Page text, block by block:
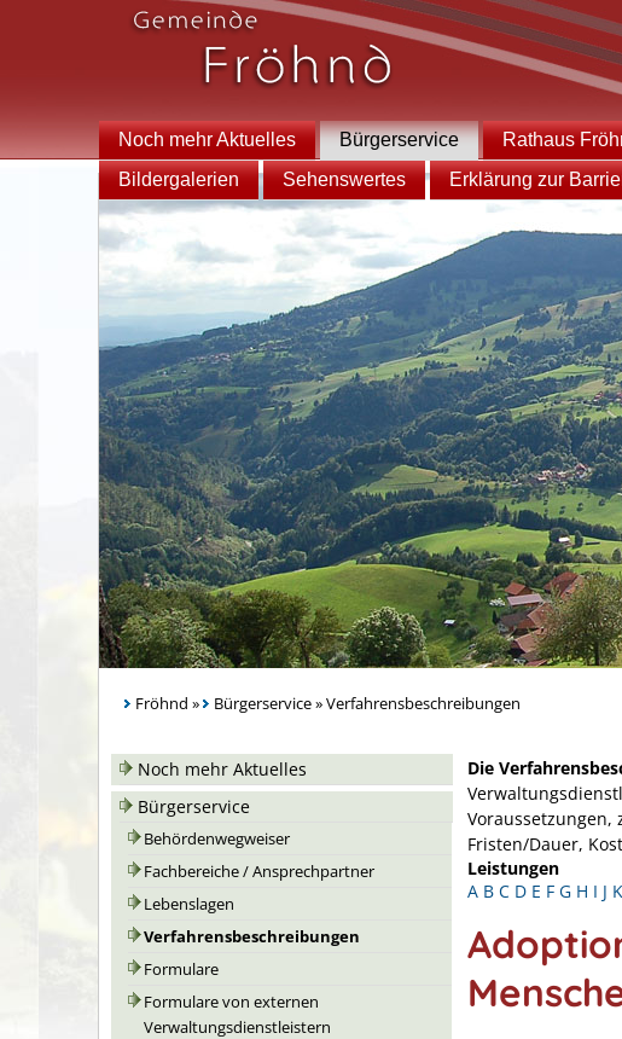
Noch mehr Aktuelles Bürgerservice Rathaus
Bildergalerien
Sehenswertes Erklärung zur
Fröhnd » Bürgerservice»Verfahrensbeschreibungen
Noch mehr Aktuelles
Bürgerservice
Behördenwegweiser
Fachbereiche / Ansprechpartner
Lebenslagen
Verfahrensbeschreibungen
Formulare
Formulare von externen
Verwaltungsdienstleistern
Die
Fristen/Dauer,
Leistungen
A B C D E F G H I J K